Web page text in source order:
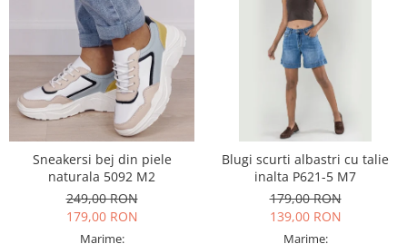
Sneakersi bej din piele
naturala 5092 M2
249,00 RON
179,00 RON
Marime:
Blugi scurti albastri cu talie
inalta P621-5 M7
179,00 RON
139,00 RON
Marime: